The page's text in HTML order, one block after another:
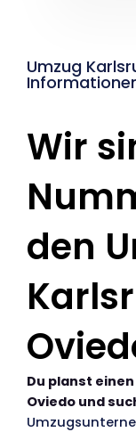
Umzug
Wir
den
Du planst
Oviedo und